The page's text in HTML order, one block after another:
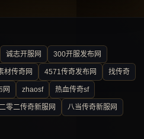
诚志开服网 300开服发布网
材传奇网 4571传奇发布网 找传奇
网 zhaosf 热血传奇sf
零二传奇新服网 八当传奇新服网